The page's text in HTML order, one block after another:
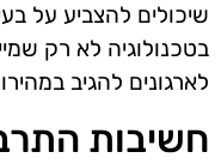
שיכולים להצביע על
בטכנולוגיה לא רק
לארגונים להגיב
חשיבות